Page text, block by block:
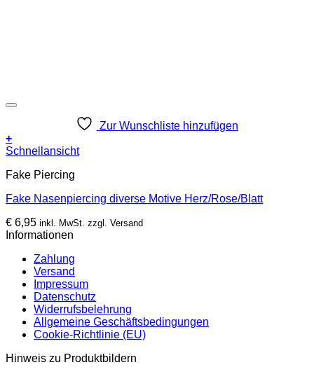
Zur Wunschliste hinzufügen
+
Dieses
weist
Varianten
Die
Optionen
Produktseite
gewählt
werden
Schnellansicht
Fake Piercing
Fake Nasenpiercing diverse Motive Herz/Rose/Blatt
€ 6,95 inkl. MwSt. zzgl. Versand
Informationen
Zahlung
Versand
Impressum
Datenschutz
Widerrufsbelehrung
Allgemeine Geschäftsbedingungen
Cookie-Richtlinie (EU)
Hinweis zu Produktbildern